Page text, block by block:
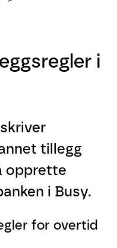
i
tillegg
opprette
i Busy.
for overtid